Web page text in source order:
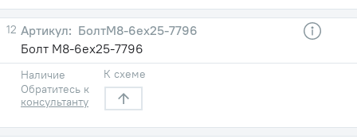
12
БолтМ8-6ех25-7796
Болт М8-6ех25-7796
Наличие
Обратитесь к
консультанту
К схеме